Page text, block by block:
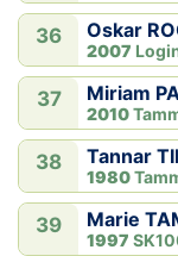
36 Oskar
2007
37 Miriam
2010
38 Tannar
1980
39 Marie
1997